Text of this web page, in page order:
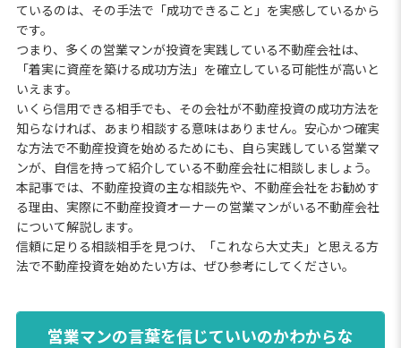
ているのは、その手法で「成功できること」を実感しているから
です。
つまり、多くの営業マンが投資を実践している不動産会社は、
「着実に資産を築ける成功方法」を確立している可能性が高いと
いえます。
いくら信用できる相手でも、その会社が不動産投資の成功方法を
知らなければ、あまり相談する意味はありません。安心かつ確実
な方法で不動産投資を始めるためにも、自ら実践している営業マ
ンが、自信を持って紹介している不動産会社に相談しましょう。
本記事では、不動産投資の主な相談先や、不動産会社をお勧めす
る理由、実際に不動産投資オーナーの営業マンがいる不動産会社
について解説します。
信頼に足りる相談相手を見つけ、「これなら大丈夫」と思える方
法で不動産投資を始めたい方は、ぜひ参考にしてください。
営業マンの言葉を信じていいのかわからな